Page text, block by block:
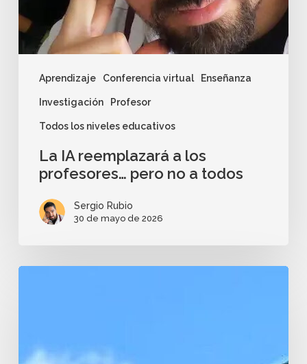
Aprendizaje Conferencia virtual Enseñanza
Investigación Profesor
Todos los niveles educativos
La IA reemplazará a los
profesores… pero no a todos
Sergio Rubio
30 de mayo de 2026